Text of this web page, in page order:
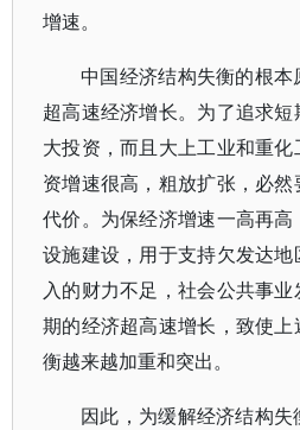
增速。
中国经济结构失衡的根
超高速经济增长。为了追求
大投资，而且大上工业和重
资增速很高，粗放扩张，必
代价。为保经济增速一高再
设施建设，用于支持欠发达
入的财力不足，社会公共事
期的经济超高速增长，致使
衡越来越加重和突出。
因此，为缓解经济结构